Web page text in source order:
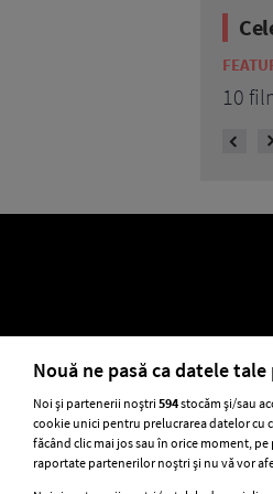
ELLE
Nouă ne pasă ca datele
Noi și partenerii noștri 594stocăm și/sau
cookie unici pentru prelucrarea datelor cu
făcând clic mai jos sau în orice moment,
raportate partenerilor noștri și nu vă vor